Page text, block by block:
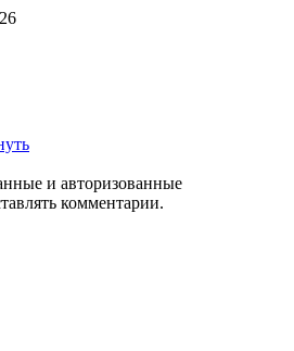
и авторизованные
комментарии.